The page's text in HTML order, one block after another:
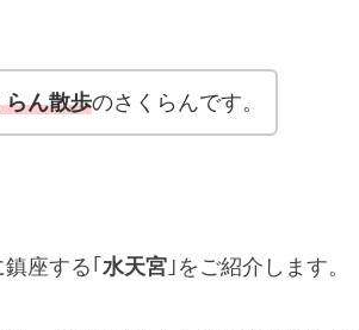
らん散歩のさくらんです。
座する｢ 水天宮 ｣をご紹介します。